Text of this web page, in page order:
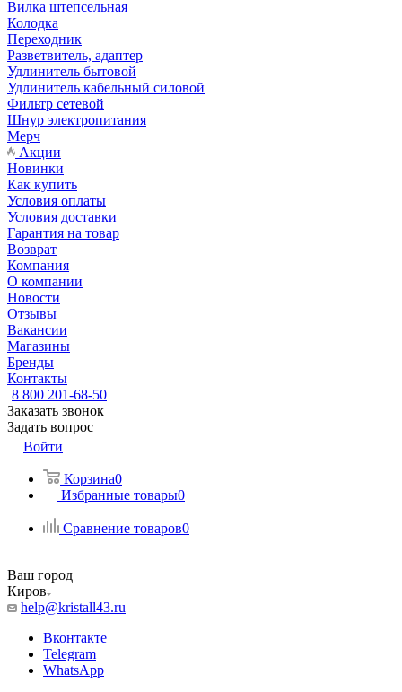
Вилка штепсельная
Колодка
Переходник
Разветвитель, адаптер
Удлинитель бытовой
Удлинитель кабельный силовой
Фильтр сетевой
Шнур электропитания
Мерч
Акции
Новинки
Как купить
Условия оплаты
Условия доставки
Гарантия на товар
Возврат
Компания
О компании
Новости
Отзывы
Вакансии
Магазины
Бренды
Контакты
8 800 201-68-50
Заказать звонок
Задать вопрос
Войти
Корзина0
Избранные товары0
Сравнение товаров0
Ваш город
Киров
help@kristall43.ru
Вконтакте
Telegram
WhatsApp